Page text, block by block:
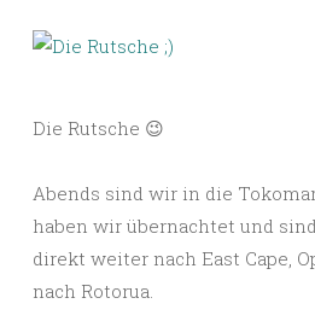
Die Rutsche 😉
Abends sind wir in die
haben wir übernachtet und
direkt weiter nach East Cape,
nach Rotorua.